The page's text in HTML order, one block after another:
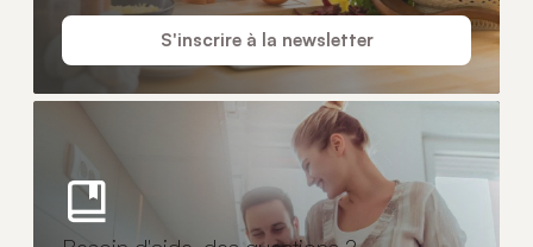
S'inscrire à la newsletter